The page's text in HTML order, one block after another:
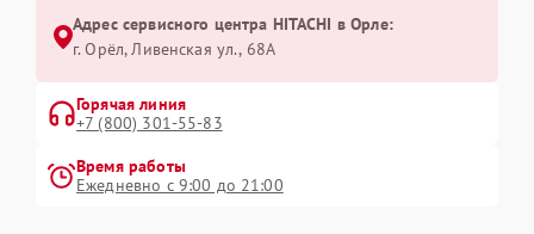
Адрес сервисного центра HITACHI в Орле:
г. Орёл, Ливенская ул., 68А
Горячая линия
+7 (800) 301-55-83
Время работы
Ежедневно с 9:00 до 21:00